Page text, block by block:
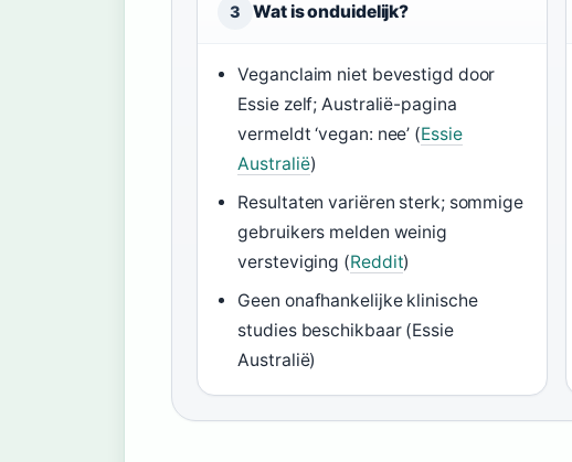
3 Wat is onduidelijk?
Veganclaim niet bevestigd door
Essie zelf; Australië-pagina
vermeldt ‘vegan: nee’ (Essie
Australië)
Resultaten variëren sterk; sommige
gebruikers melden weinig
versteviging (Reddit)
Geen onafhankelijke klinische
studies beschikbaar (Essie
Australië)